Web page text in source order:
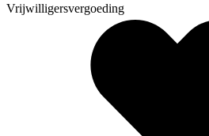
Vrijwilligersvergoeding